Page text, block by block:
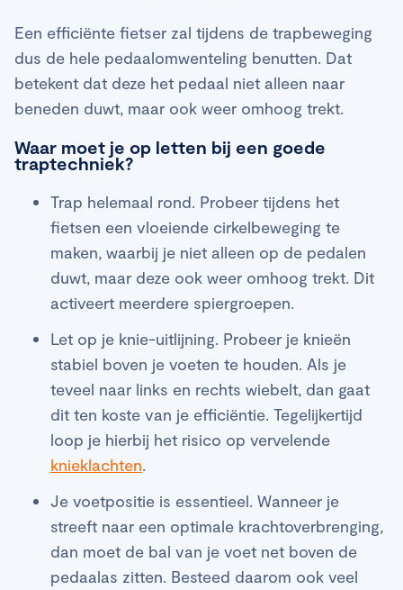
Een efficiënte fietser zal tijdens de trapbeweging
dus de hele pedaalomwenteling benutten. Dat
betekent dat deze het pedaal niet alleen naar
beneden duwt, maar ook weer omhoog trekt.
Waar moet je op letten bij een goede
traptechniek?
Trap helemaal rond. Probeer tijdens het
fietsen een vloeiende cirkelbeweging te
maken, waarbij je niet alleen op de pedalen
duwt, maar deze ook weer omhoog trekt. Dit
activeert meerdere spiergroepen.
Let op je knie-uitlijning. Probeer je knieën
stabiel boven je voeten te houden. Als je
teveel naar links en rechts wiebelt, dan gaat
dit ten koste van je efficiëntie. Tegelijkertijd
loop je hierbij het risico op vervelende
knieklachten.
Je voetpositie is essentieel. Wanneer je
streeft naar een optimale krachtoverbrenging,
dan moet de bal van je voet net boven de
pedaalas zitten. Besteed daarom ook veel